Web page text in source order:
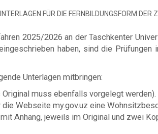
FÜR DIE FERNBILDUNGSFORM
2025/2026 an der Taschkenter
haben, sind die
Unterlagen mitbringen:
muss ebenfalls vorgelegt werden).
Webseite my.gov.uz eine
Anhang, jeweils im Original und zwei